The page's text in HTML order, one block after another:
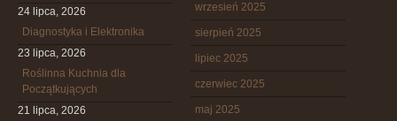
24 lipca, 2026
Diagnostyka i Elektronika
23 lipca, 2026
Roślinna Kuchnia dla
Początkujących
21 lipca, 2026
wrzesień 2025
sierpień 2025
lipiec 2025
czerwiec 2025
maj 2025